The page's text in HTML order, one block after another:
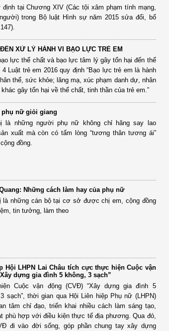
tại Chương XIV (Các tội xâm phạm tính mạng,
trong Bộ luật Hình sự năm 2015 sửa đổi, bổ
XỬ LÝ HÀNH VI BẠO LỰC TRẺ EM
lực thể chất và bạo lực tâm lý gây tổn hại đến thể
Luật trẻ em 2016 quy định “Bạo lực trẻ em là hành
thể, sức khỏe; lăng mạ, xúc phạm danh dự, nhân
gây tổn hại về thể chất, tinh thần của trẻ em.”
phụ nữ giỏi giang
là những người phụ nữ không chỉ hăng say lao
xuất mà còn có tấm lòng “tương thân tương ái”
đồng.
Những cách làm hay của phụ nữ
là những cán bộ tại cơ sở được chị em, cộng đồng
tin tưởng, làm theo
Hội LHPN Lai Châu tích cực thực hiện Cuộc vận
dựng gia đình 5 không, 3 sạch”
Cuộc vận động (CVĐ) “Xây dựng gia đình 5
3 sạch”, thời gian qua Hội Liên hiệp Phụ nữ (LHPN)
tâm chỉ đạo, triển khai nhiều cách làm sáng tạo,
phù hợp với điều kiện thực tế địa phương. Qua đó,
đi vào đời sống, góp phần chung tay xây dựng